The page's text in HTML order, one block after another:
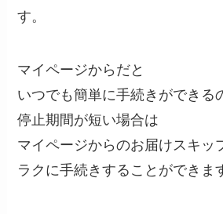
す。
マイページからだと
いつでも簡単に手続きができる
停止期間が短い場合は
マイページからのお届けスキッ
ラクに手続きすることができま